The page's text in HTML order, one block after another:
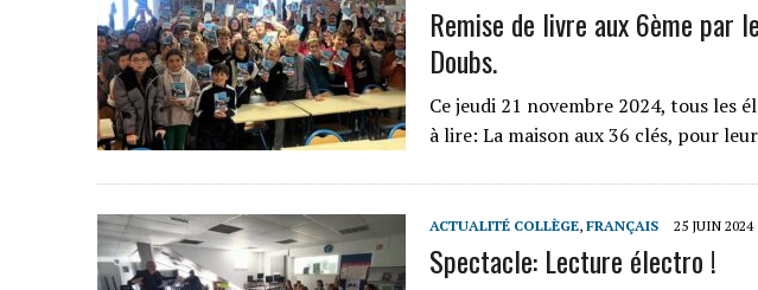
Remise de livre aux 6ème par
Doubs.
Ce jeudi 21 novembre 2024, tous les
à lire: La maison aux 36 clés, pour
ACTUALITÉ COLLÈGE, FRANÇAIS 25 JUIN 2024
Spectacle: Lecture électro !